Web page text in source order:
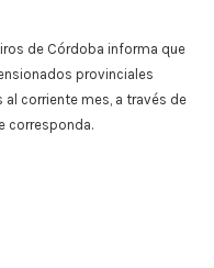
de Córdoba informa que
provinciales
corriente mes, a través de
corresponda.